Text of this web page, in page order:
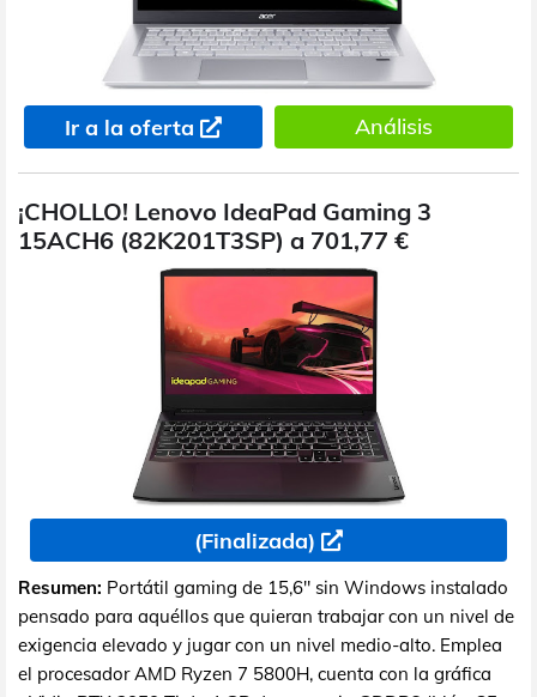
Ir a la oferta Análisis
¡CHOLLO! Lenovo IdeaPad Gaming 3
15ACH6 (82K201T3SP) a 701,77 €
(Finalizada)
Resumen: Portátil gaming de 15,6" sin Windows instalado
pensado para aquéllos que quieran trabajar con un nivel de
exigencia elevado y jugar con un nivel medio-alto. Emplea
el procesador AMD Ryzen 7 5800H, cuenta con la gráfica